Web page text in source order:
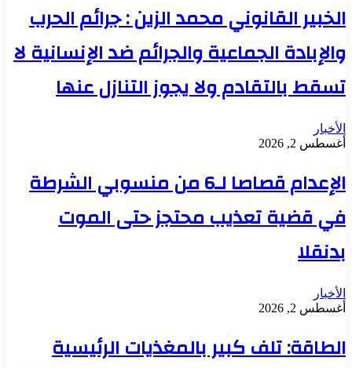
الخبير القانوني محمد الزين : جرائم الحرب
والإبادة الجماعية والجرائم ضد الإنسانية لا
تسقط بالتقادم ولا يجوز التنازل عنها
الأخبار
أغسطس 2, 2026
الإعدام قصاصا لـ6 من منسوبي الشرطة
في قضية تعذيب محتجز حتى الموت
بدنقلا
الأخبار
أغسطس 2, 2026
الطاقة: تلف كبير بالمغذيات الرئيسية